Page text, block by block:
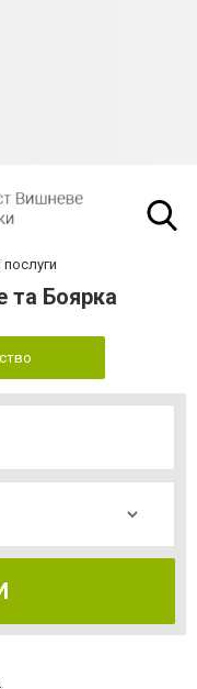
послуги
та Боярка